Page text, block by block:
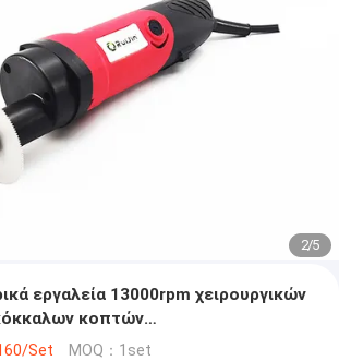
2/5
εργαλεία 13000rpm χειρουργικών
κοπτών
Set MOQ：1set